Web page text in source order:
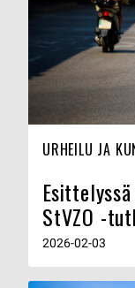
URHEILU JA
StVZO -
2026-02-03